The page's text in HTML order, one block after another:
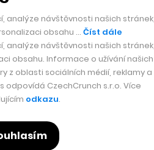
analýze návštěvnosti našich stránek,
obsahu … Číst dále
analýze návštěvnosti našich stránek,
obsahu. Informace o užívání našich
z oblasti sociálních médií, reklamy a
CzechCrunch s.r.o. Více
odkazu.